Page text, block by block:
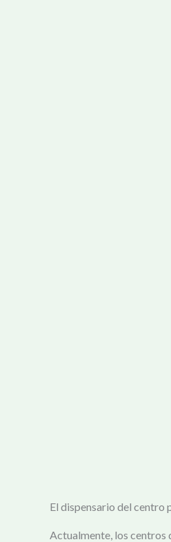
El dispensario del centro
Actualmente, los centros